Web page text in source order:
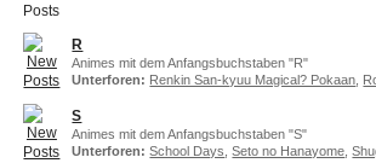
R
Animes mit dem Anfangsbuchstaben "R"
Unterforen: Renkin San-kyuu Magical? Pokaan
S
Animes mit dem Anfangsbuchstaben "S"
Unterforen: School Days ,Seto no Hanayome ,